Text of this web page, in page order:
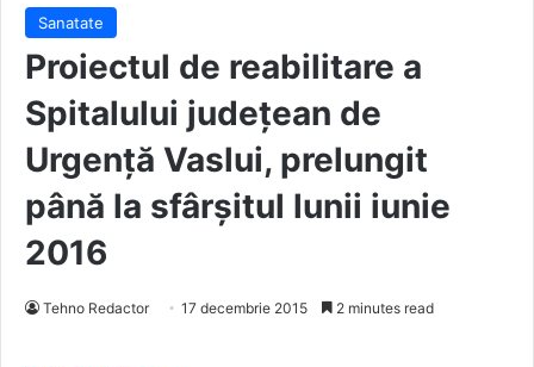
Sanatate
Proiectul de reabilitare a
Spitalului județean de
Urgență Vaslui, prelungit
până la sfârșitul lunii iunie
2016
Tehno Redactor 17 decembrie 2015 2 minutes read